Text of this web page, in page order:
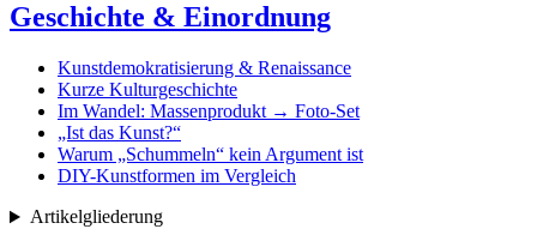
Geschichte & Einordnung
Kunstdemokratisierung & Renaissance
Kurze Kulturgeschichte
Im Wandel: Massenprodukt → Foto-Set
„Ist das Kunst?“
Warum „Schummeln“ kein Argument ist
DIY-Kunstformen im Vergleich
Artikelgliederung